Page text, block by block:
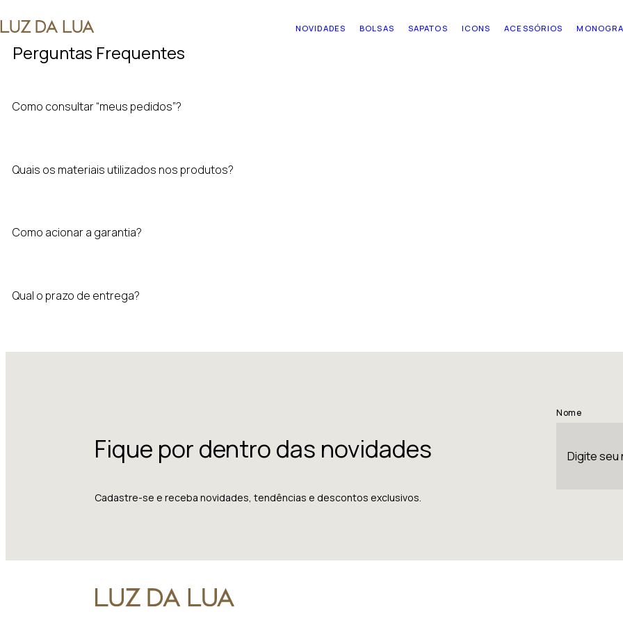
NOVIDADES BOLSAS SAPATOS ICONS ACESSÓRIOS
Perguntas Frequentes
Como consultar “meus pedidos”?
Quais os materiais utilizados nos produtos?
Como acionar a garantia?
Qual o prazo de entrega?
Fique por dentro das novidades
Cadastre-se e receba novidades, tendências e descontos exclusivos.
Nome